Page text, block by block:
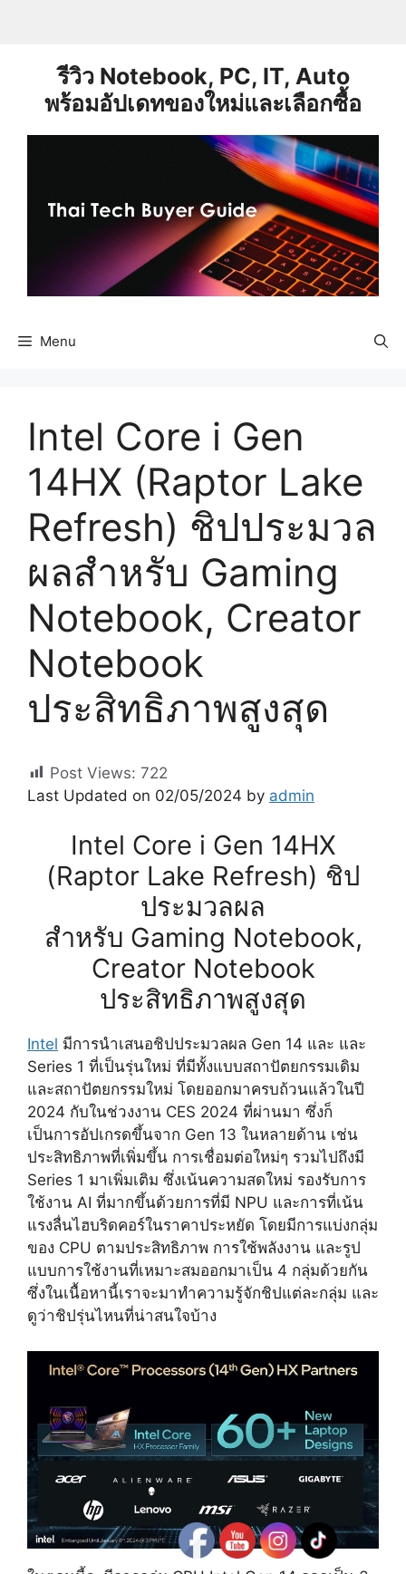
รีวิว Notebook, PC, IT, Auto
พร้อมอัปเดทของใหม่และเลือกซื้อ
Menu
Intel Core i Gen
14HX (Raptor Lake
Refresh) ชิปประมวล
ผลสำหรับ Gaming
Notebook, Creator
Notebook
ประสิทธิภาพสูงสุด
Post Views: 722
Last Updated on 02/05/2024 by admin
Intel Core i Gen 14HX
(Raptor Lake Refresh) ชิป
ประมวลผล
สำหรับ Gaming Notebook,
Creator Notebook
ประสิทธิภาพสูงสุด
Intel มีการนำเสนอชิปประมวลผล Gen 14 และ และ
Series 1 ที่เป็นรุ่นใหม่ ที่มีทั้งแบบสถาปัตยกรรมเดิม
และสถาปัตยกรรมใหม่ โดยออกมาครบถ้วนแล้วในปี
2024 กับในช่วงงาน CES 2024 ที่ผ่านมา ซึ่งก็
เป็นการอัปเกรดขึ้นจาก Gen 13 ในหลายด้าน เช่น
ประสิทธิภาพที่เพิ่มขึ้น การเชื่อมต่อใหม่ๆ รวมไปถึงมี
Series 1 มาเพิ่มเติม ซึ่งเน้นความสดใหม่ รองรับการ
ใช้งาน AI ที่มากขึ้นด้วยการที่มี NPU และการที่เน้น
แรงลื่นไฮบริดคอร์ในราคาประหยัด โดยมีการแบ่งกลุ่ม
ของ CPU ตามประสิทธิภาพ การใช้พลังงาน และรูป
แบบการใช้งานที่เหมาะสมออกมาเป็น 4 กลุ่มด้วยกัน
ซึ่งในเนื้อหานี้เราจะมาทำความรู้จักชิปแต่ละกลุ่ม และ
ดูว่าชิปรุ่นไหนที่น่าสนใจบ้าง